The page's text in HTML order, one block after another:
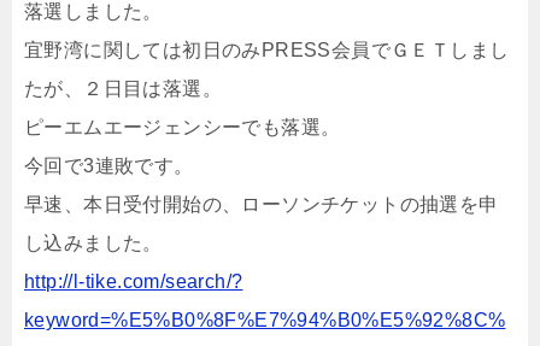
落選しました。
宜野湾に関しては初日のみPRESS会員でＧＥＴしまし
たが、２日目は落選。
ピーエムエージェンシーでも落選。
今回で3連敗です。
早速、本日受付開始の、ローソンチケットの抽選を申
し込みました。
http://l-tike.com/search/?
keyword=%E5%B0%8F%E7%94%B0%E5%92%8C%